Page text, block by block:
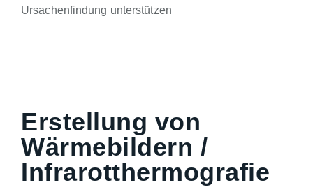
Ursachenfindung unterstützen
Erstellung von
Wärmebildern /
Infrarotthermografie